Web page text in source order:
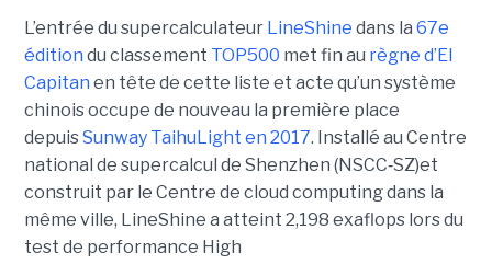
L’entrée du supercalculateur LineShine dans la 67e
édition du classement TOP500 met fin au règne d’El
Capitan en tête de cette liste et acte qu’un système
chinois occupe de nouveau la première place
depuisSunway TaihuLight en 2017. Installé au Centre
national de supercalcul de Shenzhen (NSCC‑SZ)et
construit par le Centre de cloud computing dans la
même ville, LineShine a atteint 2,198 exaflops lors du
test de performance High